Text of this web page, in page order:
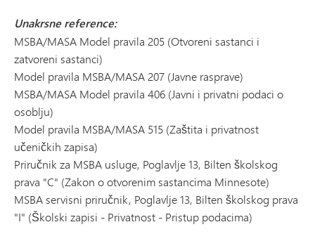
Unakrsne reference:
MSBA/MASA Model pravila 205 (Otvoreni sastanci i
zatvoreni sastanci)
Model pravila MSBA/MASA 207 (Javne rasprave)
MSBA/MASA Model pravila 406 (Javni i privatni podaci o
osoblju)
Model pravila MSBA/MASA 515 (Zaštita i privatnost
učeničkih zapisa)
Priručnik za MSBA usluge, Poglavlje 13, Bilten školskog
prava "C" (Zakon o otvorenim sastancima Minnesote)
MSBA servisni priručnik, Poglavlje 13, Bilten školskog prava
"I" (Školski zapisi - Privatnost - Pristup podacima)